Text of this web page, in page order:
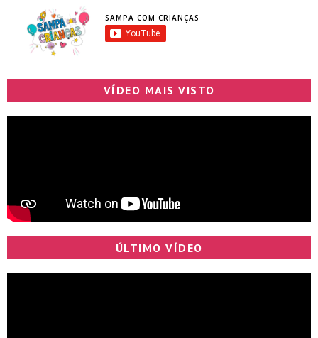
SAMPA COM CRIANÇAS
VÍDEO MAIS VISTO
ÚLTIMO VÍDEO